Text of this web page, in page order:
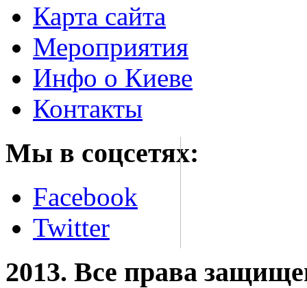
Карта сайта
Мероприятия
Инфо о Киеве
Контакты
Мы в соцсетях:
Facebook
Twitter
2013. Все права